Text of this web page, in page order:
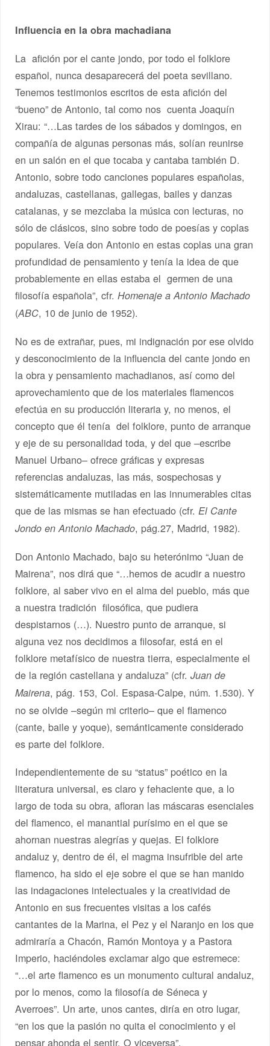
Influencia en la obra machadiana
La afición por el cante jondo, por todo el folklore
español, nunca desaparecerá del poeta sevillano.
Tenemos testimonios escritos de esta afición del
“bueno” de Antonio, tal como nos cuenta Joaquín
Xirau: “…Las tardes de los sábados y domingos, en
compañía de algunas personas más, solían reunirse
en un salón en el que tocaba y cantaba también D.
Antonio, sobre todo canciones populares españolas,
andaluzas, castellanas, gallegas, bailes y danzas
catalanas, y se mezclaba la música con lecturas, no
sólo de clásicos, sino sobre todo de poesías y coplas
populares. Veía don Antonio en estas coplas una gran
profundidad de pensamiento y tenía la idea de que
probablemente en ellas estaba el germen de una
filosofía española”, cfr.Homenaje a Antonio Machado
(ABC, 10 de junio de 1952).
No es de extrañar, pues, mi indignación por ese olvido
y desconocimiento de la influencia del cante jondo en
la obra y pensamiento machadianos, así como del
aprovechamiento que de los materiales flamencos
efectúa en su producción literaria y, no menos, el
concepto que él tenía del folklore, punto de arranque
y eje de su personalidad toda, y del que –escribe
Manuel Urbano– ofrece gráficas y expresas
referencias andaluzas, las más, sospechosas y
sistemáticamente mutiladas en las innumerables citas
que de las mismas se han efectuado (cfr.El Cante
Jondo en Antonio Machado, pág.27, Madrid, 1982).
Don Antonio Machado, bajo su heterónimo “Juan de
Mairena”, nos dirá que “…hemos de acudir a nuestro
folklore, al saber vivo en el alma del pueblo, más que
a nuestra tradición filosófica, que pudiera
despistarnos (…). Nuestro punto de arranque, si
alguna vez nos decidimos a filosofar, está en el
folklore metafísico de nuestra tierra, especialmente el
de la región castellana y andaluza” (cfr.Juan de
Mairena, pág. 153, Col. Espasa-Calpe, núm. 1.530). Y
no se olvide –según mi criterio– que el flamenco
(cante, baile y yoque), semánticamente considerado
es parte del folklore.
Independientemente de su “status” poético en la
literatura universal, es claro y fehaciente que, a lo
largo de toda su obra, afloran las máscaras esenciales
del flamenco, el manantial purísimo en el que se
ahornan nuestras alegrías y quejas. El folklore
andaluz y, dentro de él, el magma insufrible del arte
flamenco, ha sido el eje sobre el que se han manido
las indagaciones intelectuales y la creatividad de
Antonio en sus frecuentes visitas a los cafés
cantantes de la Marina, el Pez y el Naranjo en los que
admiraría a Chacón, Ramón Montoya y a Pastora
Imperio, haciéndoles exclamar algo que estremece:
“…el arte flamenco es un monumento cultural andaluz,
por lo menos, como la filosofía de Séneca y
Averroes”. Un arte, unos cantes, diría en otro lugar,
“en los que la pasión no quita el conocimiento y el
pensar ahonda el sentir. O viceversa”.